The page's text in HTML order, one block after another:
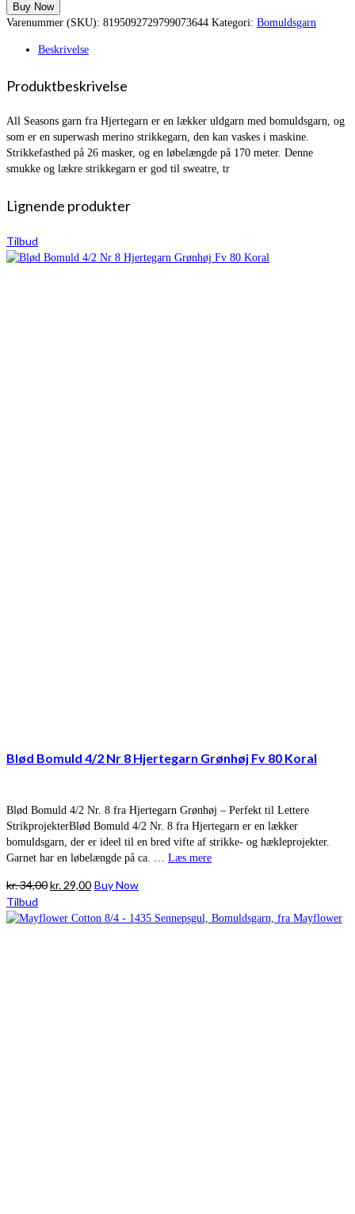
pris
var:
er:
Buy Now
Varenummer (SKU): 8195092729799073644 Kategori: Bomuldsgarn
Beskrivelse
Produktbeskrivelse
All Seasons garn fra Hjertegarn er en lækker uldgarn med bomuldsgarn, og
som er en superwash merino strikkegarn, den kan vaskes i maskine.
Strikkefasthed på 26 masker, og en løbelængde på 170 meter. Denne
smukke og lækre strikkegarn er god til sweatre, tr
Lignende produkter
Tilbud
Blød Bomuld 4/2 Nr 8 Hjertegarn Grønhøj Fv 80 Koral
Blød Bomuld 4/2 Nr. 8 fra Hjertegarn Grønhøj – Perfekt til Lettere
StrikprojekterBlød Bomuld 4/2 Nr. 8 fra Hjertegarn er en lækker
bomuldsgarn, der er ideel til en bred vifte af strikke- og hækleprojekter.
Garnet har en løbelængde på ca. … Læs mere
kr.34,00Den
pris
kr.29,00Den
pris
Buy Now
Tilbud